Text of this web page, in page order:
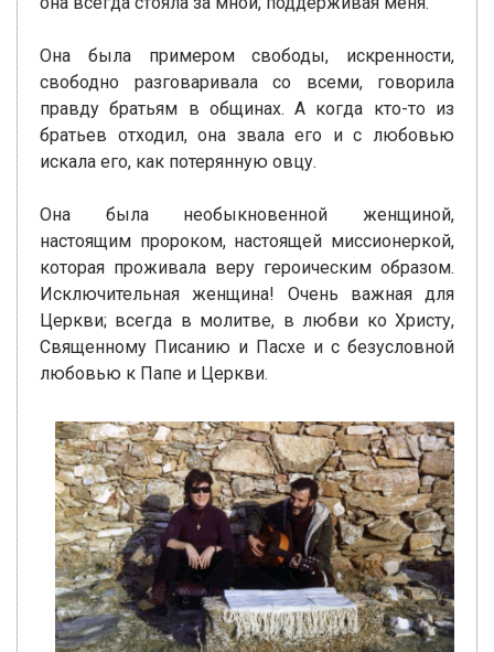
Она была примером свободы, искренности,
свободно разговаривала со всеми, говорила
правду братьям в общинах. А когда кто-то из
братьев отходил, она звала его и с любовью
искала его, как потерянную овцу.
Она была необыкновенной женщиной,
настоящим пророком, настоящей миссионеркой,
которая проживала веру героическим образом.
Исключительная женщина! Очень важная для
Церкви; всегда в молитве, в любви ко Христу,
Священному Писанию и Пасхе и с безусловной
любовью к Папе и Церкви.